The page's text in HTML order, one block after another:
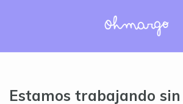
Estamos trabajando